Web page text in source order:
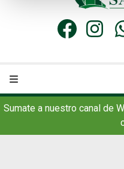
Sumate a nuestro canal de